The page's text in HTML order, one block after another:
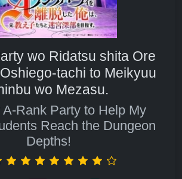
wo Ridatsu shita Ore
tachi to Meikyuu
wo Mezasu.
A-Rank Party to Help My
Reach the Dungeon
Depths!